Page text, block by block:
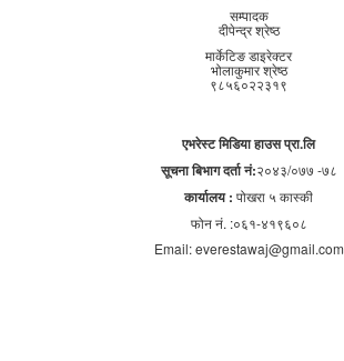
सम्पादक
दीपेन्द्र श्रेष्ठ
मार्केटिङ डाइरेक्टर
भोलाकुमार श्रेष्ठ
९८५६०२२३१९
एभरेस्ट मिडिया हाउस प्रा.लि
सूचना बिभाग दर्ता नं:२०४३/०७७ -७८
कार्यालय : पोखरा ५ कास्की
फोन नं. :०६१-४१९६०८
Email: everestawaj@gmail.com